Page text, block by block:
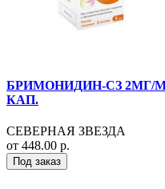
БРИМОНИДИН-СЗ 2МГ/
КАП.
СЕВЕРНАЯ ЗВЕЗДА
от 448.00 р.
Под заказ